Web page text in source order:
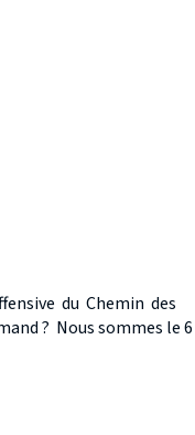
du Chemin des
? Nous sommes le 6